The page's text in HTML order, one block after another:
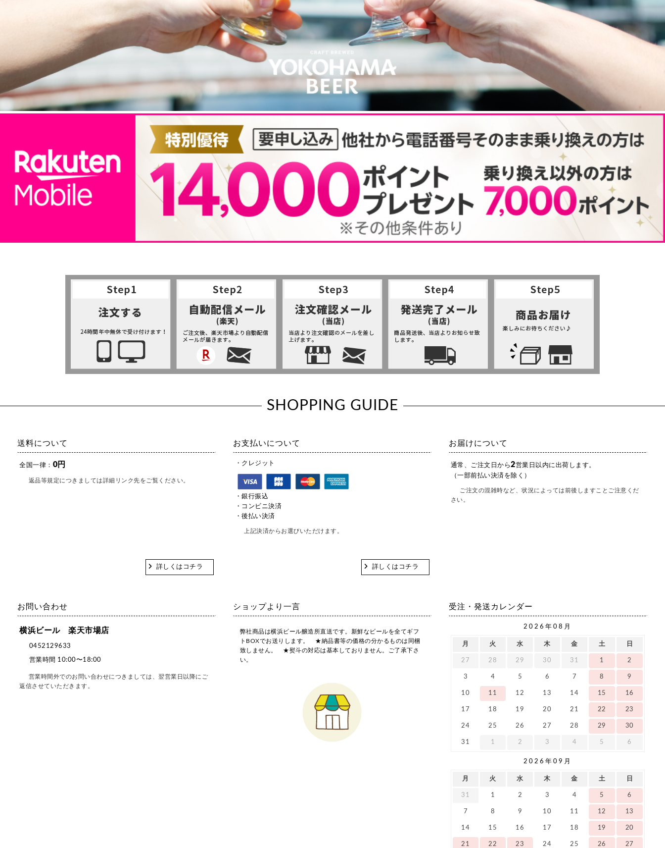
SHOPPING GUIDE
送料について
全国一律： 0円
返品等規定につきましては詳細リンク先をご覧ください。
詳しくはコチラ
お支払いについて
・クレジット
・銀行振込
・コンビニ決済
・後払い決済
上記決済からお選びいただけます。
詳しくはコチラ
お届けについて
通常、ご注文日から2営業日以内に出荷します。
（一部前払い決済を除く）
ご注文の混雑時など、状況によっては前後しますことご注意くだ
さい。
お問い合わせ
横浜ビール 楽天市場店
0452129633
営業時間 10:00〜18:00
営業時間外でのお問い合わせにつきましては、翌営業日以降にご
返信させていただきます。
ショップより一言
弊社商品は横浜ビール醸造所直送です。新鮮なビールを全てギフ
トBOXでお送りします。 ★納品書等の価格の分かるものは同梱
致しません。 ★熨斗の対応は基本しておりません。ご了承下さ
い。
受注・発送カレンダー
2026年08月
月 火 水 木 金 土 日
27 28 29 30 31 1 2
3 4 5 6 7 8 9
10 11 12 13 14 15 16
17 18 19 20 21 22 23
24 25 26 27 28 29 30
31 1 2 3 4 5 6
2026年09月
月 火 水 木 金 土 日
31 1 2 3 4 5 6
7 8 9 10 11 12 13
14 15 16 17 18 19 20
21 22 23 24 25 26 27